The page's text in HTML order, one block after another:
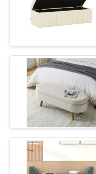
NIEUWS
GEVALLEN
VERZOEK
OM EEN
CITAAT
Bank
De